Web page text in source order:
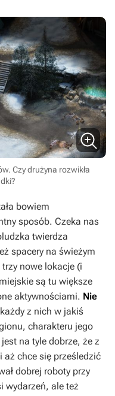
Czy drużyna rozwikła
bowiem
sposób. Czeka nas
twierdza
spacery na świeżym
nowe lokacje (i
są tu większe
aktywnościami. Nie
z nich w jakiś
charakteru jego
na tyle dobrze, że z
chce się prześledzić
dobrej roboty przy
wydarzeń, ale też